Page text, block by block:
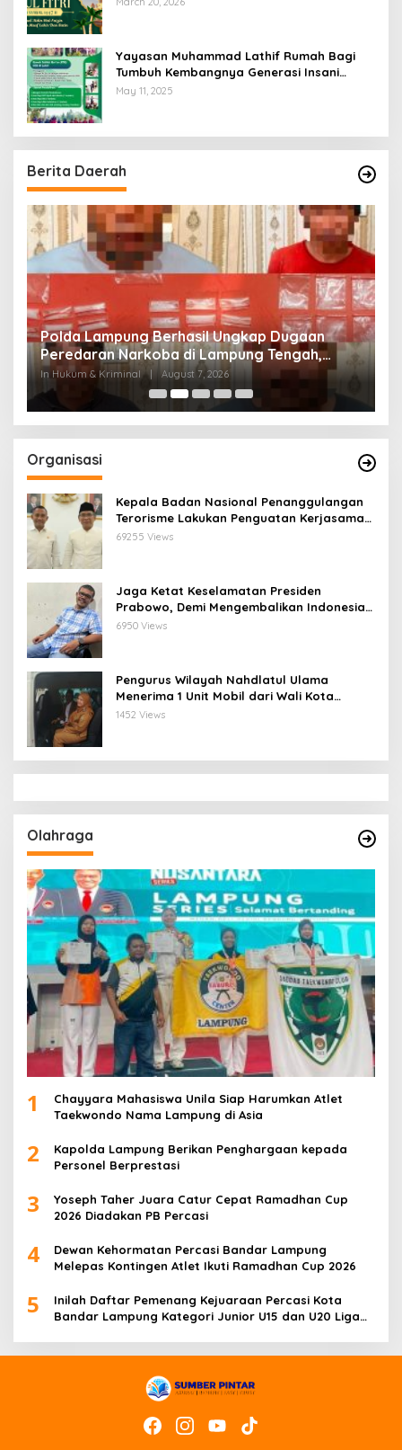
Yayasan Muhammad Lathif Rumah Bagi
Tumbuh Kembangnya Generasi Insani
Cerdas dan Berkarakter
May 11, 2025
Berita Daerah
Polda Lampung Berhasil Ungkap Dugaan
Peredaran Narkoba di Lampung Tengah,
Empat Terduga Pelaku Diamankan
In Hukum & Kriminal August 7, 2026
Organisasi
Kepala Badan Nasional Penanggulangan
Terorisme Lakukan Penguatan Kerjasama
Ketua Pengurus Besar Nahdlatul Ulama
69255 Views
Jaga Ketat Keselamatan Presiden
Prabowo, Demi Mengembalikan Indonesia
Menjadi Macan Asia
6950 Views
Pengurus Wilayah Nahdlatul Ulama
Menerima 1 Unit Mobil dari Wali Kota
Bandar Lampung
1452 Views
Olahraga
1
Chayyara Mahasiswa Unila Siap Harumkan Atlet
Taekwondo Nama Lampung di Asia
2
Kapolda Lampung Berikan Penghargaan kepada
Personel Berprestasi
3
Yoseph Taher Juara Catur Cepat Ramadhan Cup
2026 Diadakan PB Percasi
4
Dewan Kehormatan Percasi Bandar Lampung
Melepas Kontingen Atlet Ikuti Ramadhan Cup 2026
5
Inilah Daftar Pemenang Kejuaraan Percasi Kota
Bandar Lampung Kategori Junior U15 dan U20 Liga